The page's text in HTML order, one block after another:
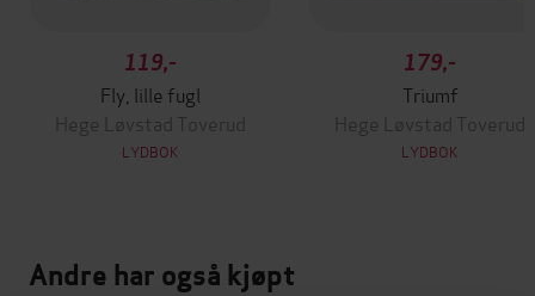
119,-
Fly, lille fugl
Hege Løvstad Toverud
LYDBOK
179,-
Triumf
Hege Løvstad Toverud
LYDBOK
Andre har også kjøpt